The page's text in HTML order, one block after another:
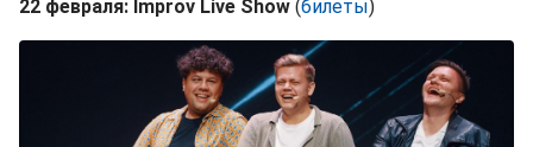
22 февраля: Improv Live Show (билеты)